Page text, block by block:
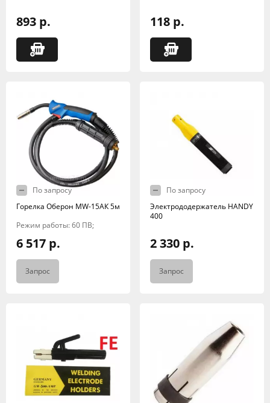
893 р. 118 р.
По запросу
Горелка Оберон МW-15АК 5м
Режим работы: 60 ПВ;
6 517 р.
Запрос
По запросу
Электрододержатель HANDY
400
2 330 р.
Запрос